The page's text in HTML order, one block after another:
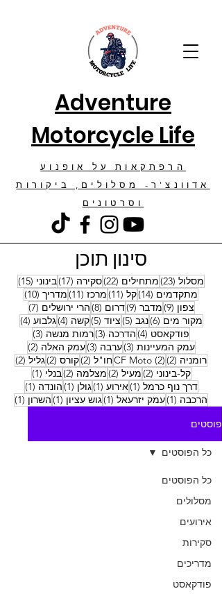
Adventure
Motorcycle Life
הרפתקאות על אופנוע
אדוונצ'ר- מסלולים, ביקורות
וסרטונים
סינון תוכן
מסלול (23) 23 פוסטים
מתחילים (22) 22 פוסטים
סקירה (17) 17 פוסטים
בינוני (15)
15 פוסטים
מתקדמים (14) 14 פוסטים
קל (11) 11 פוסטים
מרכז (11) 11 פוסטים
מדריך (10)
10 פוסטים
צפון (9) 9 פוסטיםמדבר (9) 9 פוסטיםדרום (8) 8 פוסטיםהרי ירושלים (7) 7 פוסטים
מקור מים (6) 6 פוסטיםנגב (5) 5 פוסטיםציוד (5) 5 פוסטיםקשה (4) 4 פוסטיםגלבוע (4) 4 פוסטים
פודקאסט (4) 4 פוסטיםהדרכה (3) 3 פוסטיםרמות מנשה (3) 3 פוסטים
עמק המעיינות (3) 3 פוסטיםערבה (3) 3 פוסטיםעמק האלה (2) 2 פוסטים
רומניה (2) 2 פוסטים CF Moto (2) 2 פוסטיםחו"ל (2) 2 פוסטיםקורס (2) 2 פוסטיםגליל (2) 2 פוסטים
קל-בינוני (2) 2 פוסטיםמעיל (2) 2 פוסטיםמצלמה (2) 2 פוסטיםבנלי (1) פוסט 1
דרך נוף כרמל (1) פוסט 1
אירוע (1) פוסט 1
גולן (1) פוסט 1
הונדה (1) פוסט 1
הרכבה (1) פוסט 1
עמק יזרעאל (1) פוסט 1
גוש עציון (1) פוסט 1
השרון (1)
פוסטים
כל הפוסטים
מסלולים
אירועים
סקירות
מדריכים
פודקאסט
כל הפוסטים